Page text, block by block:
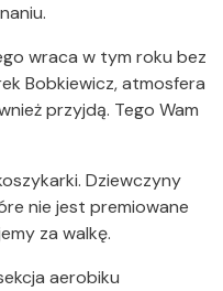
wraca w tym roku bez
Bobkiewicz, atmosfera
przyjdą. Tego Wam
Dziewczyny
nie jest premiowane
za walkę.
aerobiku